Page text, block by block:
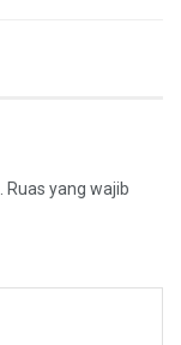
Ruas yang wajib